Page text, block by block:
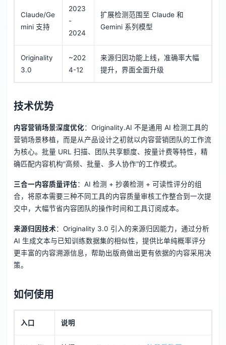
Claude/Ge
mini 支持
2023
-
2024
扩展检测范围至 Claude 和
Gemini 系列模型
Originality
3.0
~202
4-12
来源归因功能上线，准确率大幅
提升，界面全面升级
技术优势
内容营销场景深度优化：Originality.AI 不是通用 AI 检测工具的
营销场景移植，而是从产品设计之初就以内容营销团队的工作流
为核心。批量 URL 扫描、团队共享额度、按量计费等特性，精
确匹配内容机构"高频、批量、多人协作"的工作模式。
三合一内容质量评估：AI 检测 + 抄袭检测 + 可读性评分的组
合，将原本需要三种不同工具的内容质量审核工作整合到一次提
交中，大幅节省内容团队的操作时间和工具订阅成本。
来源归因技术：Originality 3.0 引入的来源归因能力，通过分析
AI 生成文本与已知训练数据集的相似性，提供比单纯概率评分
更丰富的内容溯源信息，帮助出版商做出更有依据的内容采用决
策。
如何使用
入口 说明